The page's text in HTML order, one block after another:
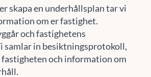
skapa en underhållsplan tar vi
om er fastighet.
och fastighetens
samlar in besiktningsprotokoll,
och information om